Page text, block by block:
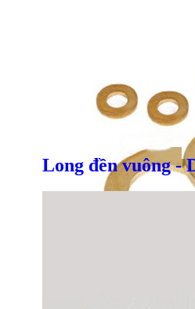
Long đền vuông -